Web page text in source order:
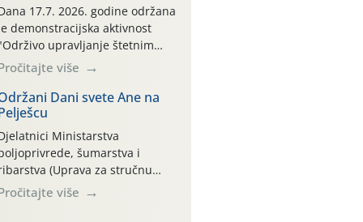
se ne prihvaća.
je osiguran
povrat prazne
isključivo ovih tvrtki:
MAKS, AGRONOM,
TKI* (PINUS […]
17.7. 2026. godine održana
demonstracijska aktivnost
upravljanje štetnim
prema načelima
integrirane zaštite pri uzgoju
na pokusnom polju
kraj naselja Belica
parcela ID 2445031)
dio Međimurske
više
Dani svete Ane na
Ministarstva
šumarstva i
(Uprava za stručnu
razvoju poljoprivrede)
sudjelovali su na tradicionalnom
više